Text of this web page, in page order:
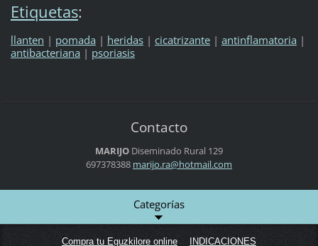
Etiquetas:
llanten | pomada | heridas | cicatrizante | antinflamatoria |
antibacteriana | psoriasis
Contacto
MARIJO Diseminado Rural 129
697378388 marijo.ra@hotmail.com
Categorías
Compra tu Eguzkilore online INDICACIONES